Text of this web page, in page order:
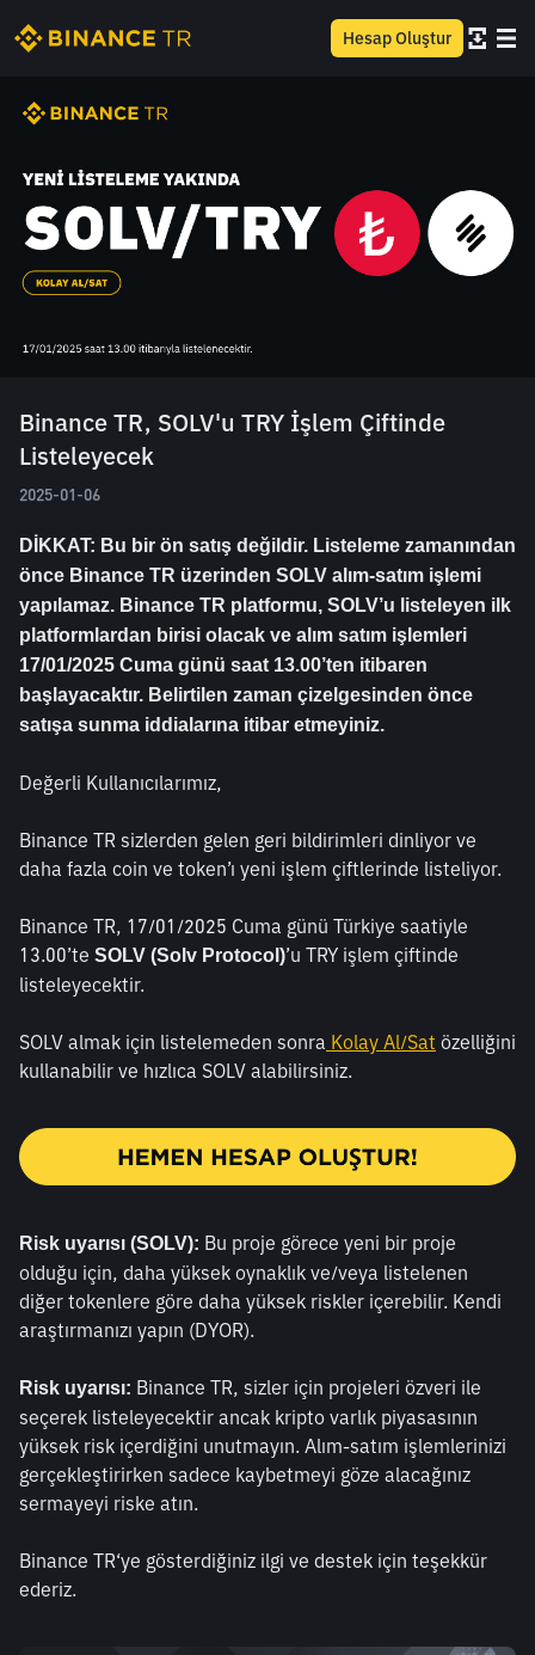
Hesap Oluştur
Binance TR, SOLV'u TRY İşlem Çiftinde
Listeleyecek
2025-01-06
DİKKAT: Bu bir ön satış değildir. Listeleme zamanından
önce Binance TR üzerinden SOLV alım-satım işlemi
yapılamaz. Binance TR platformu, SOLV’u listeleyen ilk
platformlardan birisi olacak ve alım satım işlemleri
17/01/2025 Cuma günü saat 13.00’ten itibaren
başlayacaktır. Belirtilen zaman çizelgesinden önce
satışa sunma iddialarına itibar etmeyiniz.
Değerli Kullanıcılarımız,
Binance TR sizlerden gelen geri bildirimleri dinliyor ve
daha fazla coin ve token’ı yeni işlem çiftlerinde listeliyor.
Binance TR, 17/01/2025 Cuma günü Türkiye saatiyle
13.00’te SOLV (Solv Protocol)’u TRY işlem çiftinde
listeleyecektir.
SOLV almak için listelemeden sonra Kolay Al/Sat özelliğini
kullanabilir ve hızlıca SOLV alabilirsiniz.
Risk uyarısı (SOLV): Bu proje görece yeni bir proje
olduğu için, daha yüksek oynaklık ve/veya listelenen
diğer tokenlere göre daha yüksek riskler içerebilir. Kendi
araştırmanızı yapın (DYOR).
Risk uyarısı: Binance TR, sizler için projeleri özveri ile
seçerek listeleyecektir ancak kripto varlık piyasasının
yüksek risk içerdiğini unutmayın. Alım-satım işlemlerinizi
gerçekleştirirken sadece kaybetmeyi göze alacağınız
sermayeyi riske atın.
Binance TR‘ye gösterdiğiniz ilgi ve destek için teşekkür
ederiz.